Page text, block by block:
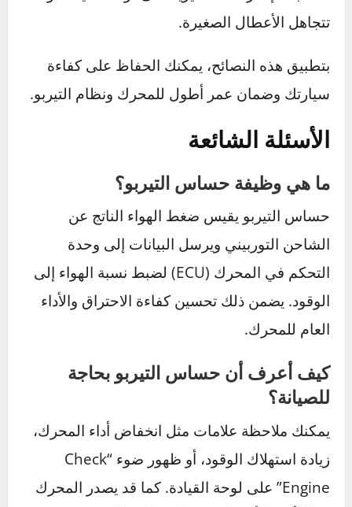
حساس التيربو عنصرًا أساسيًا لضمان كفاءة
المحرك وتحقيق الأداء الأمثل. من خلال هذا الدليل،
تعرفنا على أهمية الحساس، العلامات الشائعة
لتلفه، أسبابه، وطرق صيانته. العناية بهذا الحساس
لا تساعد فقط في تحسين أداء السيارة بل أيضًا في
نصائح لاستمرار كفاءة السيارة
التزم بإجراء صيانة دورية لحساس التيربو ونظام
التيربو بشكل عام.
استخدم فلاتر هواء وزيوت ذات جودة عالية وفقًا
لتوصيات الشركة المصنعة.
تجنب القيادة بسرعات عالية أو التحميل الزائد
على المحرك لفترات طويلة.
انتبه للإشارات التحذيرية على لوحة القيادة، ولا
تتجاهل الأعطال الصغيرة.